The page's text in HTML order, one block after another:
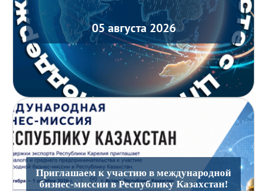
05 августа 2026
Приглашаем к участию в международной
бизнес-миссии в Республику Казахстан!